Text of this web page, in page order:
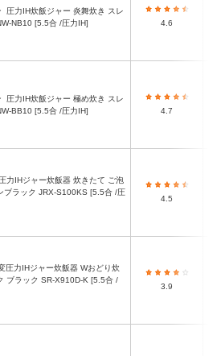
NB10 [5.5合 /圧力IH]
4.6
BB10 [5.5合 /圧力IH]
4.7
ブラック JRX-S100KS [5.5合 /圧
4.5
ブラック SR-X910D-K [5.5合 /
3.9